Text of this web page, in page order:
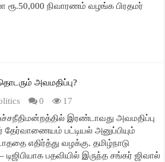
ரூ.50,000 நிவாரணம் வழங்க பிரதமர்
அவமதிப்பு?
0
17
உச்சநீதிமன்றத்தில் இரண்டாவது அவமதிப்பு
பட்டியல் அனுப்பியும்
எதிர்த்து வழக்கு. தமிழ்நாடு
பதவியில் இருந்த சங்கர் ஜிவால்